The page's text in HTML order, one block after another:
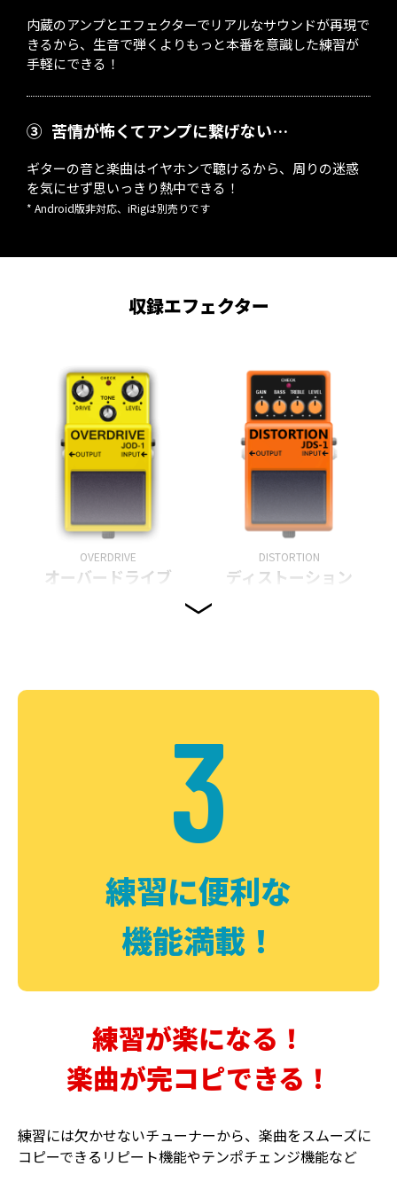
内蔵のアンプとエフェクターでリアルなサウンドが再現で
きるから、生音で弾くよりもっと本番を意識した練習が
手軽にできる！
③ 苦情が怖くてアンプに繋げない…
ギターの音と楽曲はイヤホンで聴けるから、周りの迷惑
を気にせず思いっきり熱中できる！
* Android版非対応、iRigは別売りです
収録エフェクター
OVERDRIVE
オーバードライブ
DISTORTION
ディストーション
DELAY PHASER
3
練習に便利な
機能満載！
練習が楽になる！
楽曲が完コピできる！
練習には欠かせないチューナーから、楽曲をスムーズに
コピーできるリピート機能やテンポチェンジ機能など